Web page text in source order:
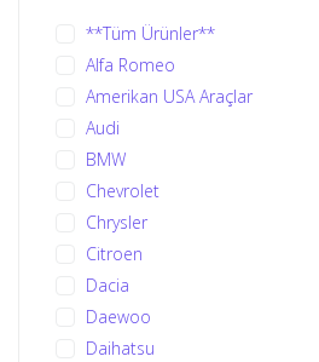
**Tüm Ürünler**
Alfa Romeo
Amerikan USA Araçlar
Audi
BMW
Chevrolet
Chrysler
Citroen
Dacia
Daewoo
Daihatsu